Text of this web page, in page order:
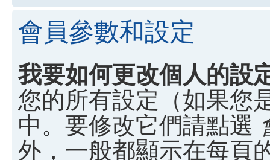
會員參數和設定
我要如何更改個人的設
您的所有設定（如果您
中。要修改它們請點選
外，一般都顯示在每頁